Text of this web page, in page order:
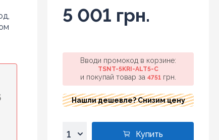
5 001 грн.
Вводи промокод в корзине:
TSNT-5KRI-ALT5-C
и покупай товар за 4751 грн.
Нашли дешевле? Снизим цену
Купить